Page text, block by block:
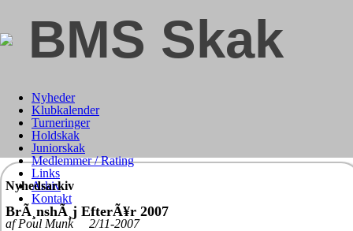
BMS Skak
Nyheder
Klubkalender
Turneringer
Holdskak
Juniorskak
Medlemmer / Rating
Links
Arkiv
Kontakt
Nyhedsarkiv
BrÃ¸nshÃ¸j EfterÃ¥r 2007
af Poul Munk 2/11-2007